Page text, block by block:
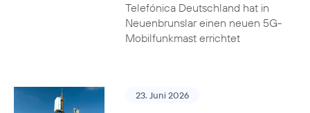
Telefónica Deutschland hat in
Neuenbrunslar einen neuen 5G-
Mobilfunkmast errichtet
23. Juni 2026